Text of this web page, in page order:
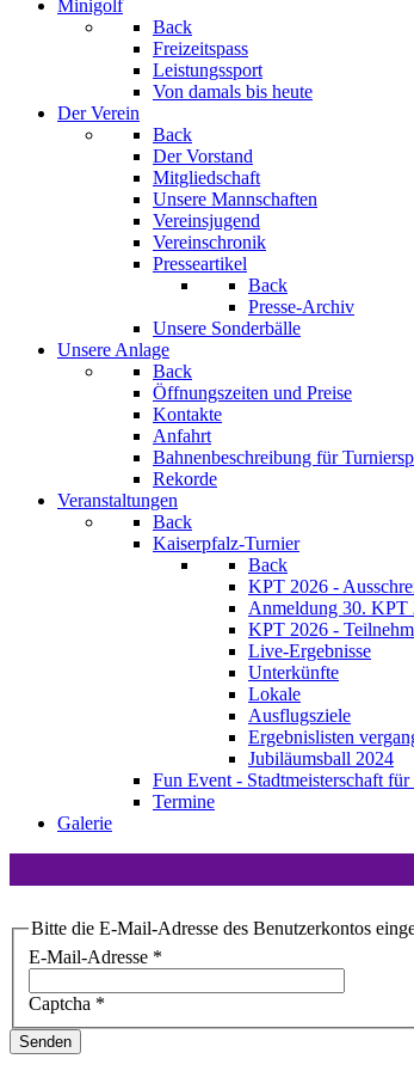
Minigolf
Back
Freizeitspass
Leistungssport
Von damals bis heute
Der Verein
Back
Der Vorstand
Mitgliedschaft
Unsere Mannschaften
Vereinsjugend
Vereinschronik
Presseartikel
Back
Presse-Archiv
Unsere Sonderbälle
Unsere Anlage
Back
Öffnungszeiten und Preise
Kontakte
Anfahrt
Bahnenbeschreibung für
Rekorde
Veranstaltungen
Back
Kaiserpfalz-Turnier
Back
KPT 2026 -
Anmeldung 30. KPT
KPT 2026 -
Live-Ergebnisse
Unterkünfte
Lokale
Ausflugsziele
Ergebnislisten
Jubiläumsball 2024
Fun Event - Stadtmeisterschaft
Termine
Galerie
Bitte die E-Mail-Adresse des Benutzerkontos
E-Mail-Adresse *
Captcha *
Senden